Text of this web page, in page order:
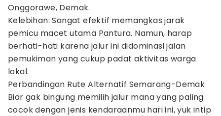
Onggorawe, Demak.
Kelebihan: Sangat efektif memangkas jarak
pemicu macet utama Pantura. Namun, harap
berhati-hati karena jalur ini didominasi jalan
pemukiman yang cukup padat aktivitas warga
lokal.
Perbandingan Rute Alternatif Semarang-Demak
Biar gak bingung memilih jalur mana yang paling
cocok dengan jenis kendaraanmu hari ini, yuk intip